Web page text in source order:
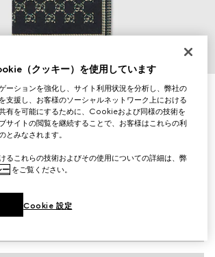
ード スカーフ
ク＆ダークグリーン
（クッキー）を使用しています
ーションを強化し、サイト利用状況を分析し、弊社の
支援し、お客様のソーシャルネットワーク上における
有を可能にするために、Cookieおよび同様の技術を
サイトの閲覧を継続することで、お客様はこれらの利
とみなされます。
るこれらの技術およびその使用についての詳細は、弊
ー をご覧ください。
Cookie 設定